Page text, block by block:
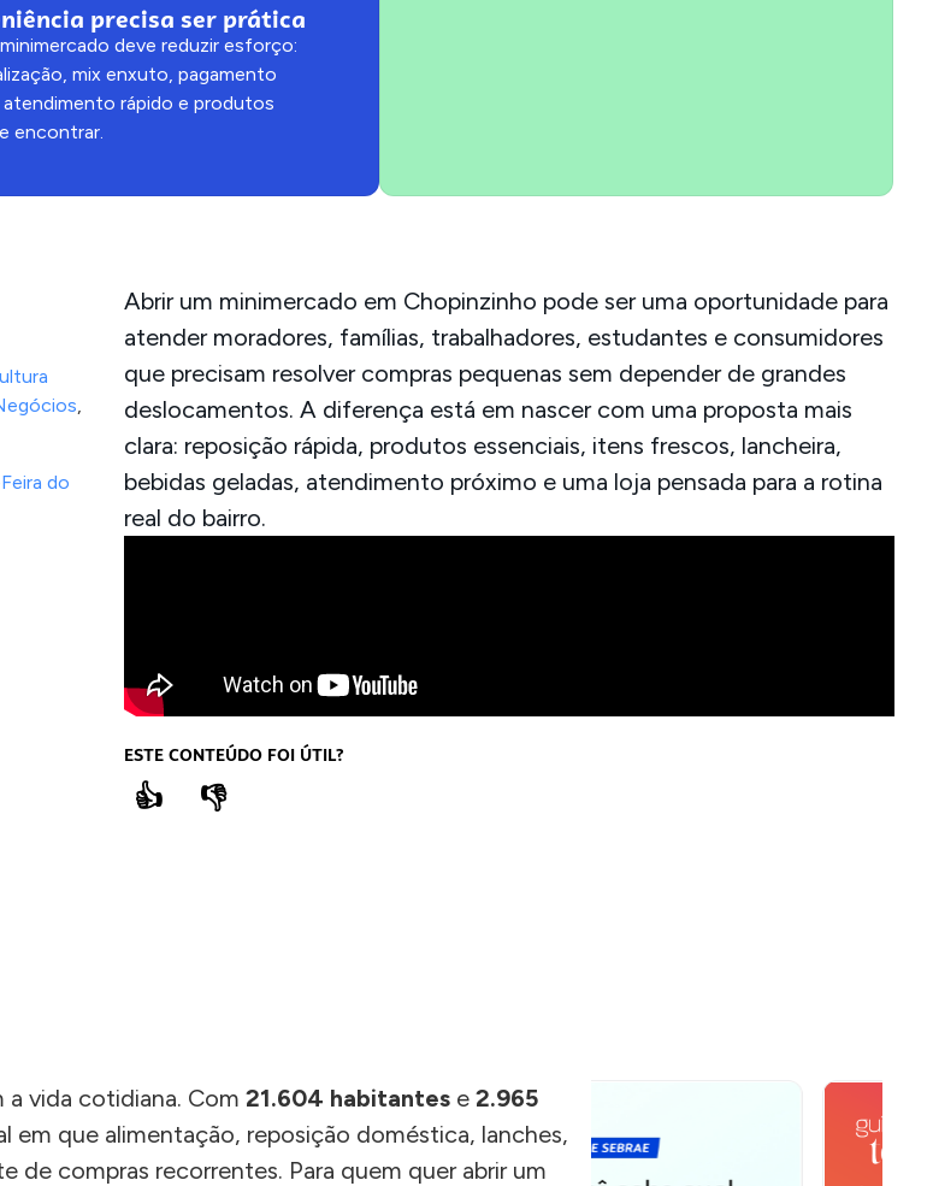
precisa ser prática
deve reduzir esforço:
mix enxuto, pagamento
atendimento rápido e produtos
encontrar.
do
Abrir um minimercado em Chopinzinho pode ser uma oportunidade para
atender moradores, famílias, trabalhadores, estudantes e consumidores
que precisam resolver compras pequenas sem depender de grandes
deslocamentos. A diferença está em nascer com uma proposta mais
clara: reposição rápida, produtos essenciais, itens frescos, lancheira,
bebidas geladas, atendimento próximo e uma loja pensada para a rotina
real do bairro.
ESTE CONTEÚDO FOI ÚTIL?
👍 👎
vida cotidiana. Com 21.604 habitantes e 2.965
em que alimentação, reposição doméstica, lanches,
compras recorrentes. Para quem quer abrir um